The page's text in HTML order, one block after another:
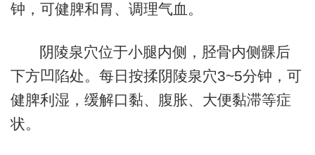
钟，可健脾和胃、调理气血。
阴陵泉穴位于小腿内侧，胫骨内侧髁后
下方凹陷处。每日按揉阴陵泉穴3~5分钟，可
健脾利湿，缓解口黏、腹胀、大便黏滞等症
状。